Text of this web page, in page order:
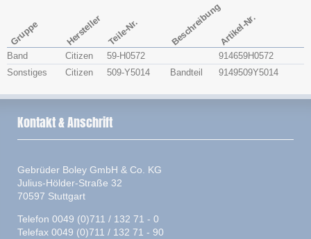
Gruppe Hersteller Teile-Nr. BeschreibungArtikel-Nr.
Band Citizen 59-H0572
914659H0572
Sonstiges
Citizen 509-Y5014 Bandteil 9149509Y5014
Kontakt & Anschrift
Gebrüder Boley GmbH & Co. KG
Julius-Hölder-Straße 32
70597 Stuttgart
Telefon 0049 (0)711 / 132 71 - 0
Telefax 0049 (0)711 / 132 71 - 90